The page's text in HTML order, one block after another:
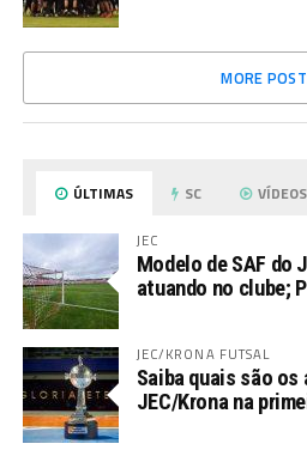
MORE
ÚLTIMAS SC VÍDEOS
JEC
Modelo de SAF do
atuando no clube;
JEC/KRONA FUTSAL
Saiba quais são
JEC/Krona na